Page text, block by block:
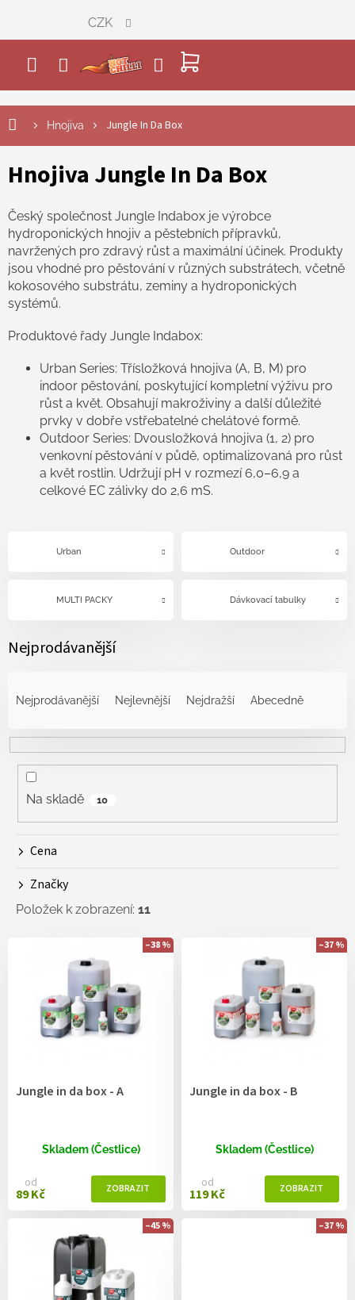
obsah
NÁKUPNÍ
KOŠÍK
CZK
Hnojiva Jungle In Da Box
Hnojiva Jungle In Da Box
Český společnost Jungle Indabox je výrobce
hydroponických hnojiv a pěstebních přípravků,
navržených pro zdravý růst a maximální účinek. Produkty
jsou vhodné pro pěstování v různých substrátech, včetně
kokosového substrátu, zeminy a hydroponických
systémů.
Produktové řady Jungle Indabox:
Urban Series: Třísložková hnojiva (A, B, M) pro
indoor pěstování, poskytující kompletní výživu pro
růst a květ. Obsahují makroživiny a další důležité
prvky v dobře vstřebatelné chelátové formě.
Outdoor Series: Dvousložková hnojiva (1, 2) pro
venkovní pěstování v půdě, optimalizovaná pro růst
a květ rostlin. Udržují pH v rozmezí 6,0–6,9 a
celkové EC zálivky do 2,6 mS.
Urban Outdoor
MULTI PACKY Dávkovací tabulky
Nejprodávanější
e
n
Nejprodávanější Nejlevnější Nejdražší Abecedně
Na skladě 10
Cena
Značky
Položek k zobrazení: 11
–38 %
Jungle in da box - A
Skladem (Čestlice)
od
89 Kč
–37 %
Jungle in da box - B
Skladem (Čestlice)
od
119 Kč
–45 % –37 %